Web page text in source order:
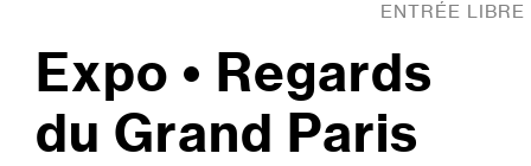
Expo • Regards
du Grand Paris
ENTRÉE LIBRE